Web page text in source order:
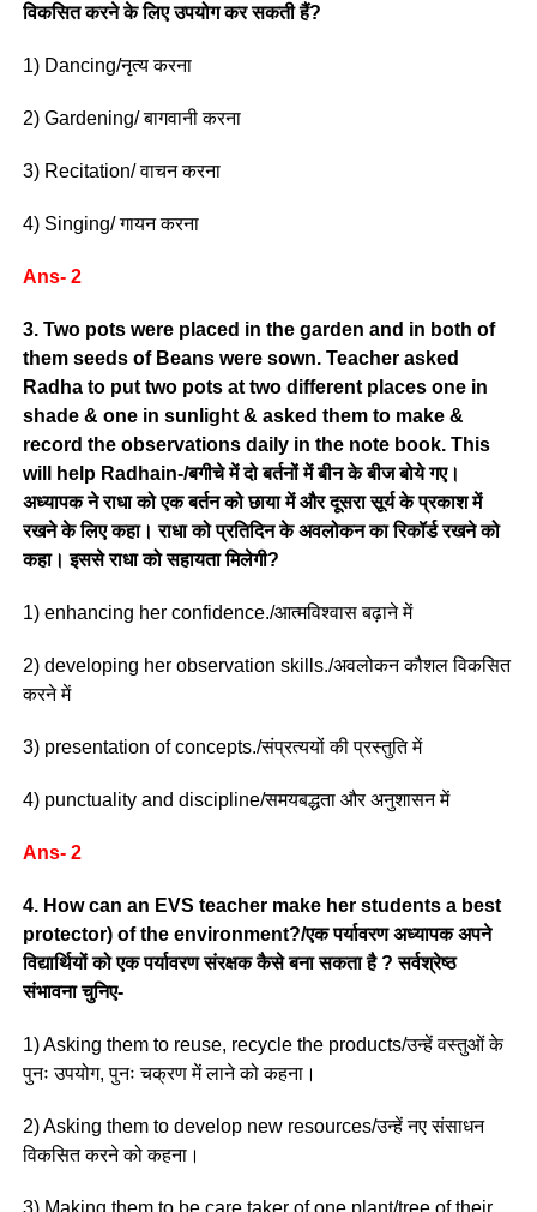
विकसित करने के लिए उपयोग कर सकती हैं?
1) Dancing/नृत्य करना
2) Gardening/ बागवानी करना
3) Recitation/ वाचन करना
4) Singing/ गायन करना
Ans- 2
3. Two pots were placed in the garden and in both of
them seeds of Beans were sown. Teacher asked
Radha to put two pots at two different places one in
shade & one in sunlight & asked them to make &
record the observations daily in the note book. This
will help Radhain-/बगीचे में दो बर्तनों में बीन के बीज बोये गए।
अध्यापक ने राधा को एक बर्तन को छाया में और दूसरा सूर्य के प्रकाश में
रखने के लिए कहा। राधा को प्रतिदिन के अवलोकन का रिकॉर्ड रखने को
कहा। इससे राधा को सहायता मिलेगी?
1) enhancing her confidence./आत्मविश्वास बढ़ाने में
2) developing her observation skills./अवलोकन कौशल विकसित
करने में
3) presentation of concepts./संप्रत्ययों की प्रस्तुति में
4) punctuality and discipline/समयबद्धता और अनुशासन में
Ans- 2
4. How can an EVS teacher make her students a best
protector) of the environment?/एक पर्यावरण अध्यापक अपने
विद्यार्थियों को एक पर्यावरण संरक्षक कैसे बना सकता है ? सर्वश्रेष्ठ
संभावना चुनिए-
1) Asking them to reuse, recycle the products/उन्हें वस्तुओं के
पुनः उपयोग, पुनः चक्रण में लाने को कहना।
2) Asking them to develop new resources/उन्हें नए संसाधन
विकसित करने को कहना।
3) Making them to be care taker of one plant/tree of their